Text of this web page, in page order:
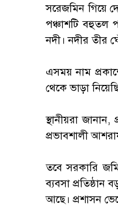
‎সরেজমিন গিয়ে
পঞ্চাশটি বহুতল
নদী। নদীর তীর
‎এসময় নাম
থেকে ভাড়া
‎স্থানীয়রা
প্রভাবশালী
‎তবে সরকারি
ব্যবসা
আছে। প্রশাসন